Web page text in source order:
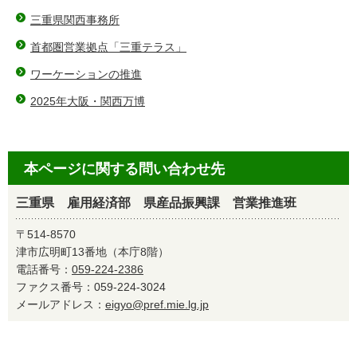
三重県関西事務所
首都圏営業拠点「三重テラス」
ワーケーションの推進
2025年大阪・関西万博
本ページに関する問い合わせ先
三重県 雇用経済部 県産品振興課 営業推進班
〒514-8570
津市広明町13番地（本庁8階）
電話番号： 059-224-2386
ファクス番号：059-224-3024
メールアドレス： eigyo@pref.mie.lg.jp